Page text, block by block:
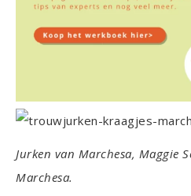
Jurken van Marchesa, Maggie
Marchesa.